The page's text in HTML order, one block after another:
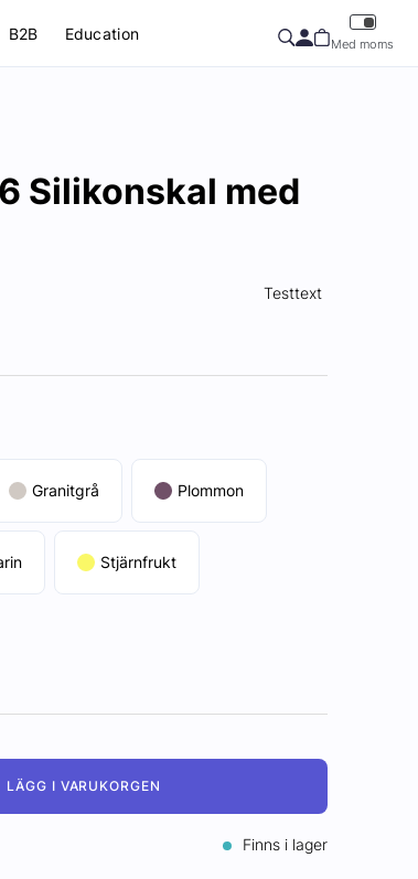
B2B Education
Med moms
Silikonskal med
Testtext
Granitgrå Plommon
Stjärnfrukt
LÄGG I VARUKORGEN
Finns i lager